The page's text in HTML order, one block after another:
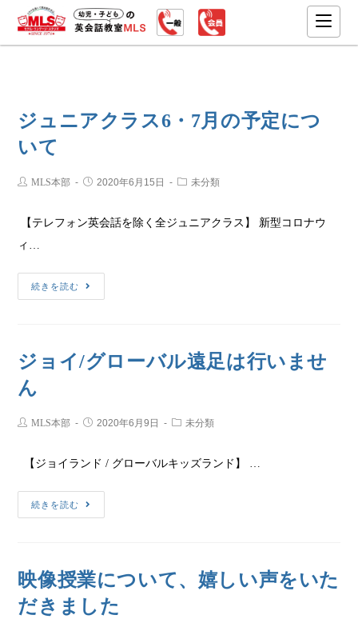
ジュニアクラス6・7月の予定につ
いて
MLS本部 2020年6月15日 未分類
【テレフォン英会話を除く全ジュニアクラス】 新型コロナウ
ィ…
続きを読む
ジョイ/グローバル遠足は行いませ
ん
MLS本部 2020年6月9日 未分類
【ジョイランド / グローバルキッズランド】 …
続きを読む
映像授業について、嬉しい声をいた
だきました